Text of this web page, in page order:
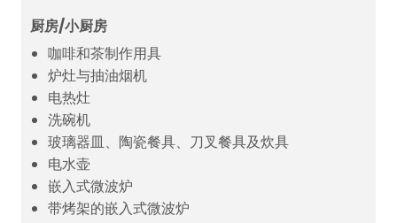
厨房/小厨房
咖啡和茶制作用具
炉灶与抽油烟机
电热灶
洗碗机
玻璃器皿、陶瓷餐具、刀叉餐具及炊具
电水壶
嵌入式微波炉
带烤架的嵌入式微波炉